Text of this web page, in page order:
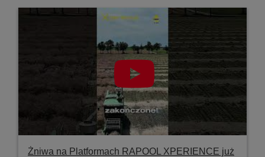
Żniwa na Platformach RAPOOL XPERIENCE już